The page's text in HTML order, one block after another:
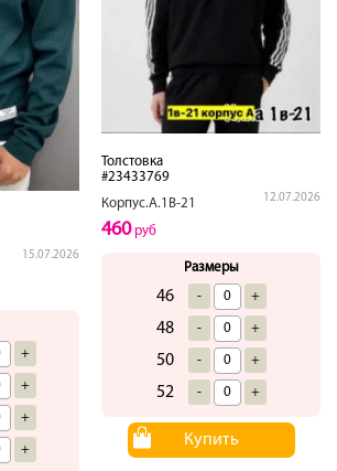
15.07.2026
+
+
+
+
Толстовка
#23433769
Корпус.А.1В-21
12.07.2026
460руб
Размеры
46 - +
48 - +
50 - +
52 - +
Купить